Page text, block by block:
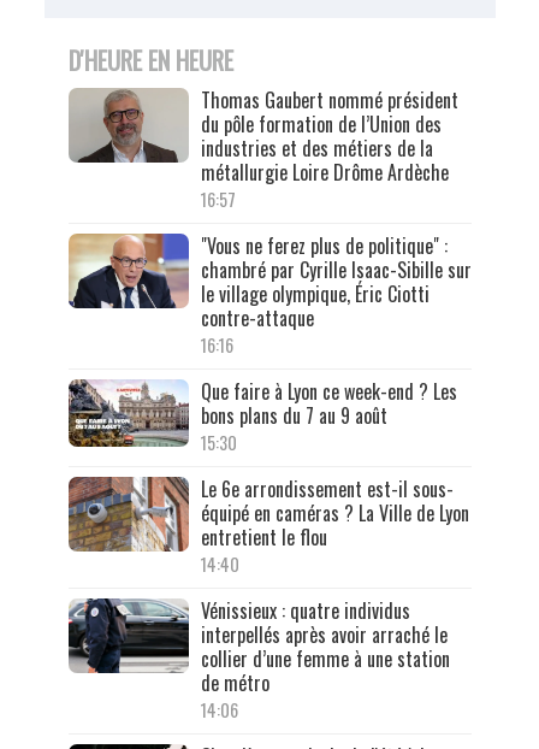
D'HEURE EN HEURE
Thomas Gaubert nommé président
du pôle formation de l’Union des
industries et des métiers de la
métallurgie Loire Drôme Ardèche
16:57
"Vous ne ferez plus de politique" :
chambré par Cyrille Isaac-Sibille sur
le village olympique, Éric Ciotti
contre-attaque
16:16
Que faire à Lyon ce week-end ? Les
bons plans du 7 au 9 août
15:30
Le 6e arrondissement est-il sous-
équipé en caméras ? La Ville de Lyon
entretient le flou
14:40
Vénissieux : quatre individus
interpellés après avoir arraché le
collier d’une femme à une station
de métro
14:06